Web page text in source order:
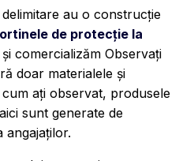
au o construcție
de protecție la
comercializăm Observați
doar materialele și
ați observat, produsele
sunt generate de